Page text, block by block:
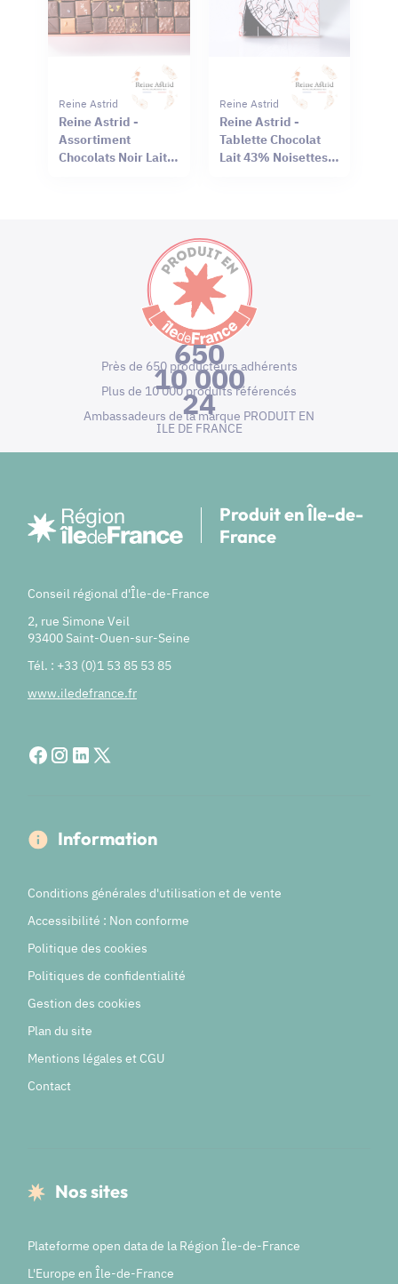
Reine Astrid
Reine Astrid -
Assortiment
Chocolats Noir Lait
Reine Astrid
Reine Astrid -
Tablette Chocolat
Lait 43% Noisettes
650
Près de 650 producteurs adhérents
10 000
Plus de 10 000 produits référencés
24
Ambassadeurs de la marque PRODUIT EN
ILE DE FRANCE
Produit en Île-de-
France
Conseil régional d'Île-de-France
2, rue Simone Veil
93400 Saint-Ouen-sur-Seine
Tél. : +33 (0)1 53 85 53 85
www.iledefrance.fr
Information
Conditions générales d'utilisation et de vente
Accessibilité : Non conforme
Politique des cookies
Politiques de confidentialité
Gestion des cookies
Plan du site
Mentions légales et CGU
Contact
Nos sites
Plateforme open data de la Région Île-de-France
L'Europe en Île-de-France